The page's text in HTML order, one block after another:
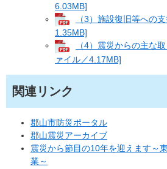
6.03MB]
（3）施設復旧等への
1.35MB]
（4）震災からの主な
ァイル／4.17MB]
関連リンク
郡山市防災ポータル
郡山震災アーカイブ
震災から節目の10年を迎えます～
業～